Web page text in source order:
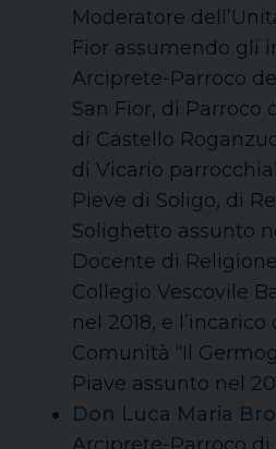
Moderatore
Fior assumendo gli
Arciprete-Parroco
San Fior, di Parroco
di Castello
di Vicario
Pieve di Soligo, di
Solighetto assunto
Docente di
Collegio Vescovile
nel 2018, e
Comunità “Il
Piave assunto nel
Don Luca Maria